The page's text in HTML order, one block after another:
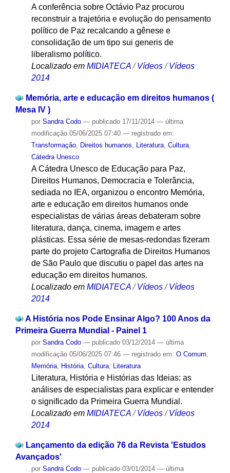
A conferência sobre Octávio Paz procurou
reconstruir a trajetória e evolução do pensamento
político de Paz recalcando a gênese e
consolidação de um tipo sui generis de
liberalismo político.
Localizado em MIDIATECA / Vídeos / Vídeos
2014
Memória, arte e educação em direitos humanos (
Mesa IV )
por Sandra Codo — publicado17/11/2014 — última
modificação05/06/2025 07:40 — registrado em:
Transformação, Direitos humanos, Literatura, Cultura,
Cátedra Unesco
A Cátedra Unesco de Educação para Paz,
Direitos Humanos, Democracia e Tolerância,
sediada no IEA, organizou o encontro Memória,
arte e educação em direitos humanos onde
especialistas de várias áreas debateram sobre
literatura, dança, cinema, imagem e artes
plásticas. Essa série de mesas-redondas fizeram
parte do projeto Cartografia de Direitos Humanos
de São Paulo que discutiu o papel das artes na
educação em direitos humanos.
Localizado em MIDIATECA /Vídeos /Vídeos
2014
A História nos Pode Ensinar Algo? 100 Anos da
Primeira Guerra Mundial - Painel 1
por Sandra Codo — publicado03/12/2014 — última
modificação05/06/2025 07:46 — registrado em: O Comum
Memória, História, Cultura, Literatura
Literatura, História e Histórias das Ideias: as
análises de especialistas para explicar e entender
o significado da Primeira Guerra Mundial.
Localizado em MIDIATECA /Vídeos /Vídeos
2014
Lançamento da edição 76 da Revista 'Estudos
Avançados'
por Sandra Codo — publicado03/01/2014 — última